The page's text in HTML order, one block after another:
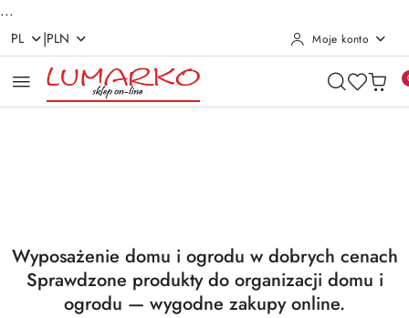
...
Przejdź do treści głównej
Przejdź do wyszukiwarki
Przejdź do moje konto
Przejdź do menu głównego
Przejdź do stopki
PL |PLN Moje konto
Wyposażenie domu i ogrodu w dobrych cenach
Sprawdzone produkty do organizacji domu i
ogrodu — wygodne zakupy online.